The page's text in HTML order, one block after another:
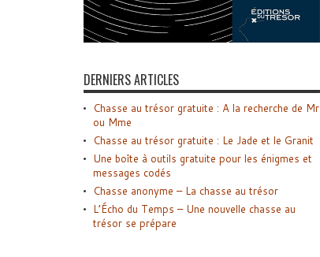
DERNIERS ARTICLES
Chasse au trésor gratuite : A la recherche de Mr
ou Mme
Chasse au trésor gratuite : Le Jade et le Granit
Une boîte à outils gratuite pour les énigmes et
messages codés
Chasse anonyme – La chasse au trésor
L’Écho du Temps – Une nouvelle chasse au
trésor se prépare